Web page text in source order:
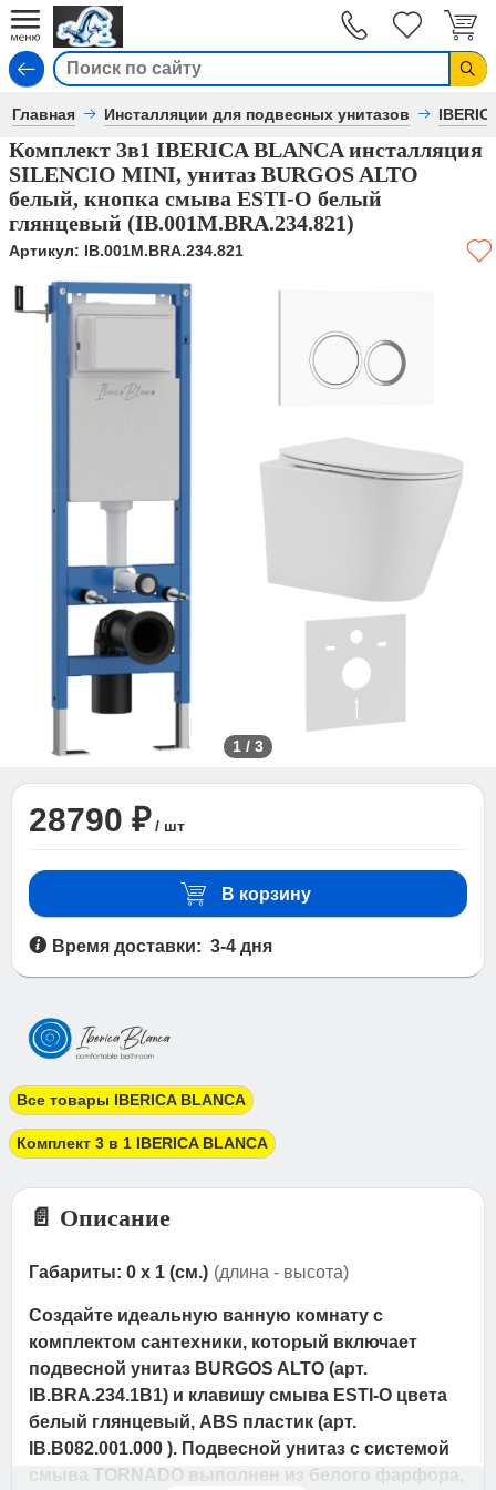
Главная Инсталляции для подвесных унитазов
Комплект 3в1 IBERICA BLANCA инсталляция
SILENCIO MINI, унитаз BURGOS ALTO
белый, кнопка смыва ESTI-O белый
глянцевый (IB.001M.BRA.234.821)
Артикул: IB.001M.BRA.234.821
1 / 3
28790 ₽ / шт
В корзину
Время доставки: 3-4 дня
Все товары IBERICA BLANCA
Комплект 3 в 1 IBERICA BLANCA
📄 Описание
Габариты: 0 x 1 (см.) (длина - высота)
Создайте идеальную ванную комнату с
комплектом сантехники, который включает
подвесной унитаз BURGOS ALTO (арт.
IB.BRA.234.1B1) и клавишу смыва ESTI-O цвета
белый глянцевый, ABS пластик (арт.
IB.B082.001.000 ). Подвесной унитаз с системой
смыва TORNADO выполнен из белого фарфора,